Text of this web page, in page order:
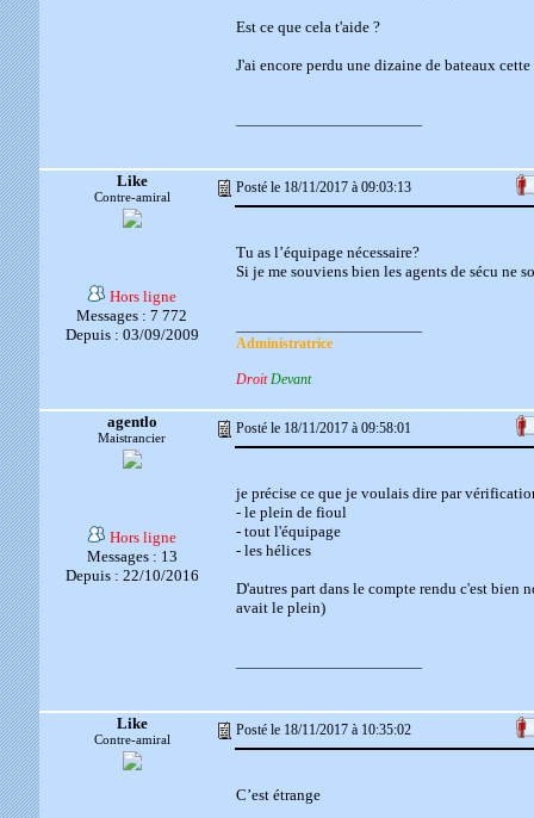
Est ce que cela t'aide ?
J'ai encore perdu une dizaine de bateaux
Like
Contre-amiral
Posté le 18/11/2017 à 09:03:13
Hors ligne
Messages : 7 772
Depuis : 03/09/2009
Tu as l’équipage nécessaire?
Si je me souviens bien les agents de sécu ne
Administratrice
Droit Devant
agentlo
Maistrancier
Posté le 18/11/2017 à 09:58:01
Hors ligne
Messages : 13
Depuis : 22/10/2016
je précise ce que je voulais dire par
- le plein de fioul
- tout l'équipage
- les hélices
D'autres part dans le compte rendu c'est
avait le plein)
Like
Contre-amiral
Posté le 18/11/2017 à 10:35:02
C’est étrange